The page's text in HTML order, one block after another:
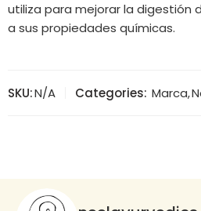
utiliza para mejorar la digestión
a sus propiedades químicas.
SKU:N/A Categories: Marca,